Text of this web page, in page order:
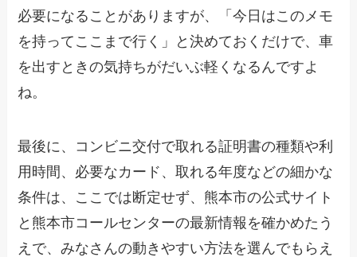
必要になることがありますが、「今日はこのメモ
を持ってここまで行く」と決めておくだけで、車
を出すときの気持ちがだいぶ軽くなるんですよ
ね。
最後に、コンビニ交付で取れる証明書の種類や利
用時間、必要なカード、取れる年度などの細かな
条件は、ここでは断定せず、熊本市の公式サイト
と熊本市コールセンターの最新情報を確かめたう
えで、みなさんの動きやすい方法を選んでもらえ